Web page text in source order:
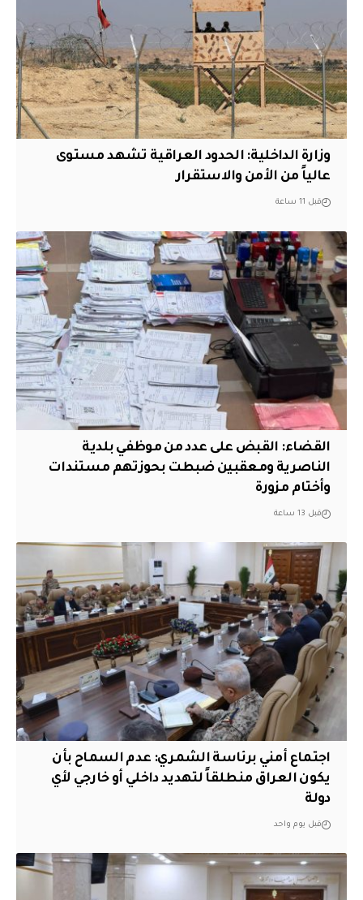
وزارة الداخلية: الحدود العراقية تشهد مستوى
عالياً من الأمن والاستقرار
قبل 11 ساعة
القضاء: القبض على عدد من موظفي بلدية
الناصرية ومعقبين ضبطت بحوزتهم مستندات
وأختام مزورة
قبل 13 ساعة
اجتماع أمني برئاسة الشمري: عدم السماح بأن
يكون العراق منطلقاً لتهديد داخلي أو خارجي لأي
دولة
قبل يوم واحد